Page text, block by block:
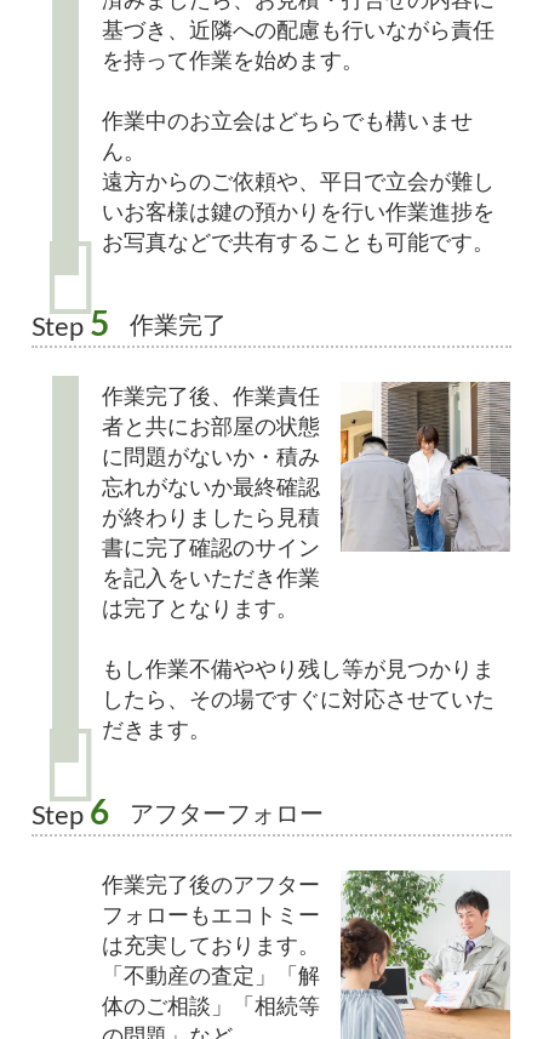
基づき、近隣への配慮も行いながら責任
を持って作業を始めます。
作業中のお立会はどちらでも構いませ
ん。
遠方からのご依頼や、平日で立会が難し
いお客様は鍵の預かりを行い作業進捗を
お写真などで共有することも可能です。
Step 5 作業完了
作業完了後、作業責任
者と共にお部屋の状態
に問題がないか・積み
忘れがないか最終確認
が終わりましたら見積
書に完了確認のサイン
を記入をいただき作業
は完了となります。
もし作業不備ややり残し等が見つかりま
したら、その場ですぐに対応させていた
だきます。
Step 6 アフターフォロー
作業完了後のアフター
フォローもエコトミー
は充実しております。
「不動産の査定」「解
体のご相談」「相続等